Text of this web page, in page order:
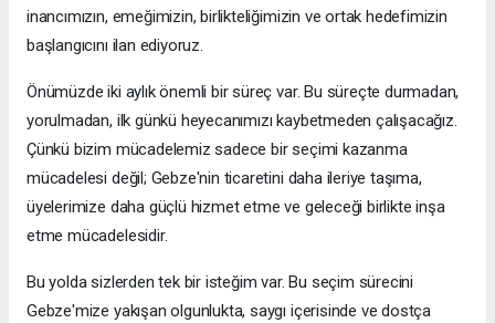
inancımızın, emeğimizin, birlikteliğimizin ve ortak hedefimizin
başlangıcını ilan ediyoruz.
Önümüzde iki aylık önemli bir süreç var. Bu süreçte durmadan,
yorulmadan, ilk günkü heyecanımızı kaybetmeden çalışacağız.
Çünkü bizim mücadelemiz sadece bir seçimi kazanma
mücadelesi değil; Gebze'nin ticaretini daha ileriye taşıma,
üyelerimize daha güçlü hizmet etme ve geleceği birlikte inşa
etme mücadelesidir.
Bu yolda sizlerden tek bir isteğim var. Bu seçim sürecini
Gebze'mize yakışan olgunlukta, saygı içerisinde ve dostça